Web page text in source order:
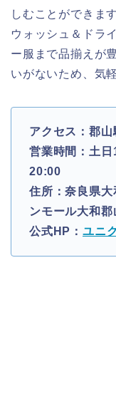
しむことができま
ウォッシュ＆ドラ
ー服まで品揃えが
いがないため、気
アクセス：郡
営業時間：土
20:00
住所：奈良県
ンモール大和郡
公式HP： ユニ